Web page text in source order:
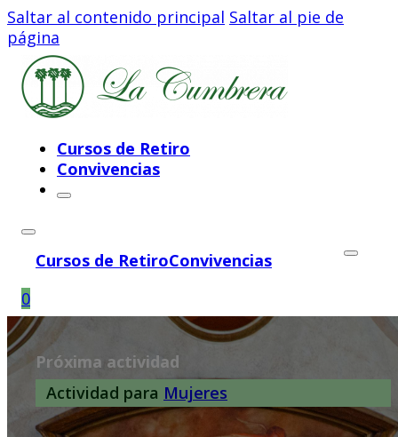
Saltar al contenido principal Saltar al pie de
página
Cursos de Retiro
Convivencias
Cursos de RetiroConvivencias
0
Próxima actividad
Actividad para Mujeres